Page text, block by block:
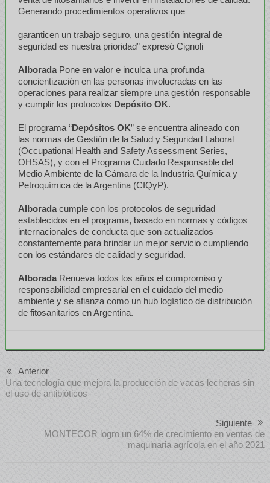
Generando procedimientos operativos que
garanticen un trabajo seguro, una gestión integral de
seguridad es nuestra prioridad” expresó Cignoli
Alborada Pone en valor e inculca una profunda
concientización en las personas involucradas en las
operaciones para realizar siempre una gestión responsable
y cumplir los protocolos Depósito OK.
El programa “Depósitos OK” se encuentra alineado con
las normas de Gestión de la Salud y Seguridad Laboral
(Occupational Health and Safety Assessment Series,
OHSAS), y con el Programa Cuidado Responsable del
Medio Ambiente de la Cámara de la Industria Química y
Petroquímica de la Argentina (CIQyP).
Alborada cumple con los protocolos de seguridad
establecidos en el programa, basado en normas y códigos
internacionales de conducta que son actualizados
constantemente para brindar un mejor servicio cumpliendo
con los estándares de calidad y seguridad.
Alborada Renueva todos los años el compromiso y
responsabilidad empresarial en el cuidado del medio
ambiente y se afianza como un hub logístico de distribución
de fitosanitarios en Argentina.
Anterior
Una tecnología que mejora la producción de vacas lecheras sin
el uso de antibióticos
Siguiente
MONTECOR logro un 64% de crecimiento en ventas de
maquinaria agrícola en el año 2021